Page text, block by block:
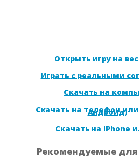
Открыть игру на
Играть с реальными
Скачать на
Скачать на телефон
Андроид)
Скачать на iPhone
Рекомендуемые для